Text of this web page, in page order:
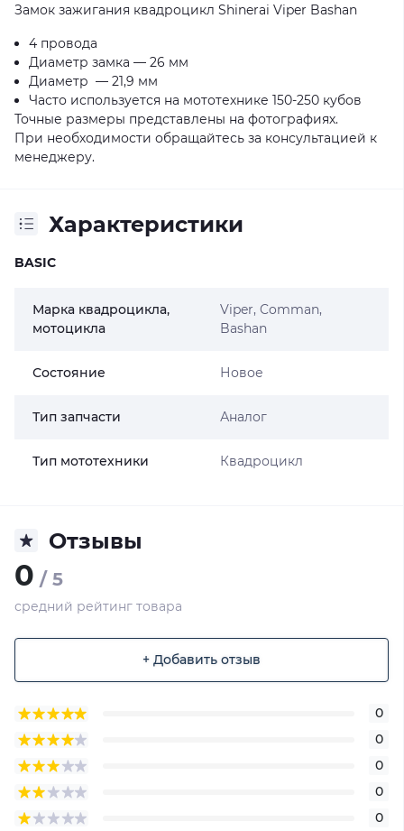
Замок зажигания квадроцикл Shinerai Viper Bashan
4 провода
Диаметр замка — 26 мм
Диаметр — 21,9 мм
Часто используется на мототехнике 150-250 кубов
Точные размеры представлены на фотографиях.
При необходимости обращайтесь за консультацией к
менеджеру.
Характеристики
BASIC
Марка квадроцикла,
мотоцикла
Viper, Comman,
Bashan
Состояние Новое
Тип запчасти Аналог
Тип мототехники Квадроцикл
Отзывы
0 / 5
средний рейтинг товара
+ Добавить отзыв
0
0
0
0
0